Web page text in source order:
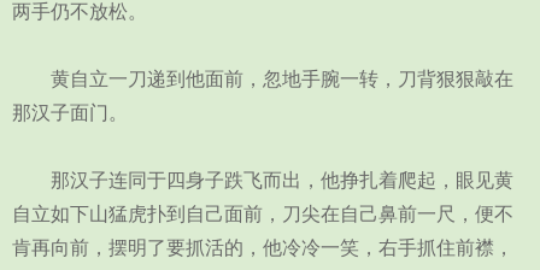
两手仍不放松。
黄自立一刀递到他面前，忽地手腕一转，刀背狠狠敲在
那汉子面门。
那汉子连同于四身子跌飞而出，他挣扎着爬起，眼见黄
自立如下山猛虎扑到自己面前，刀尖在自己鼻前一尺，便不
肯再向前，摆明了要抓活的，他冷冷一笑，右手抓住前襟，